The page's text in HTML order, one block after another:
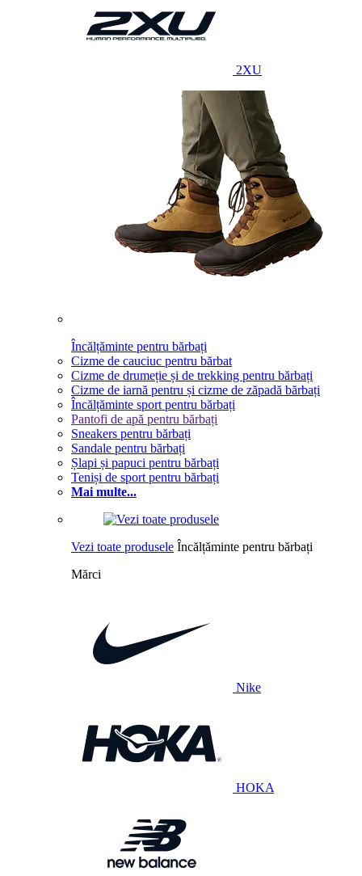
2XU
Încălțăminte pentru bărbați
Cizme de cauciuc pentru bărbat
Cizme de drumeție și de trekking pentru bărbați
Cizme de iarnă pentru și cizme de zăpadă bărbați
Încălțăminte sport pentru bărbați
Pantofi de apă pentru bărbați
Sneakers pentru bărbați
Sandale pentru bărbați
Șlapi și papuci pentru bărbați
Teniși de sport pentru bărbați
Mai multe...
Vezi toate produsele Încălțăminte pentru bărbați
Mărci
Nike
HOKA